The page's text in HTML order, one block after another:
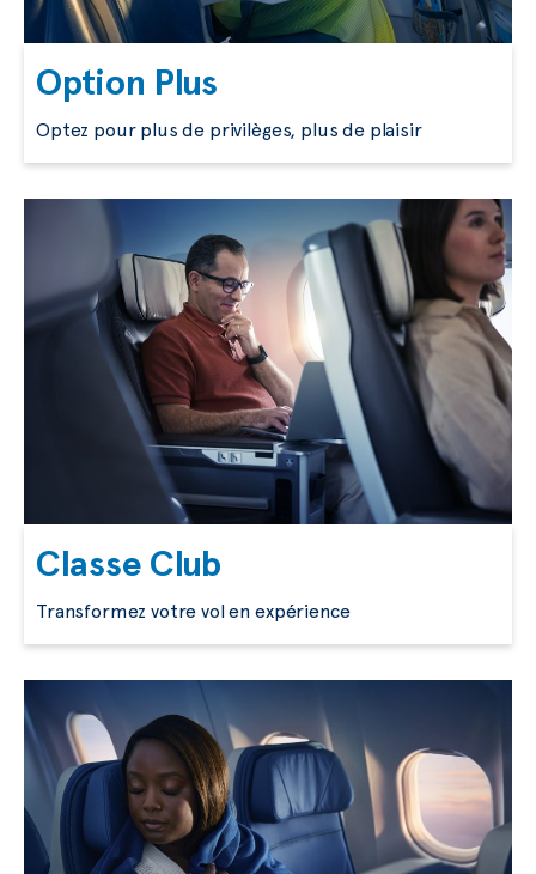
Option Plus
Optez pour plus de privilèges, plus de plaisir
Classe Club
Transformez votre vol en expérience